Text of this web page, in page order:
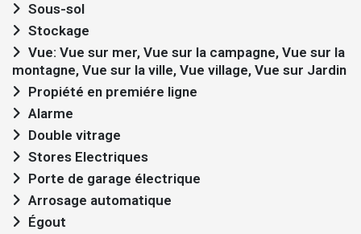
Sous-sol
Stockage
montagne, Vue sur la ville, Vue village, Vue sur Jardin
Propiété en premiére ligne
Alarme
Double vitrage
Stores Electriques
Porte de garage électrique
Arrosage automatique
Égout